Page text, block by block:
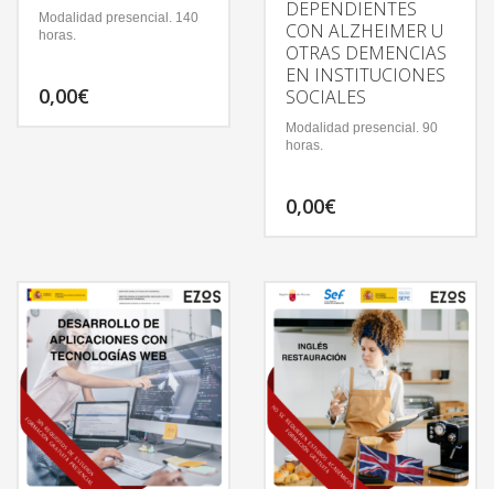
Modalidad presencial. 140
horas.
0,00€
DEPENDIENTES
CON ALZHEIMER U
OTRAS DEMENCIAS
EN INSTITUCIONES
SOCIALES
Modalidad presencial. 90
horas.
0,00€